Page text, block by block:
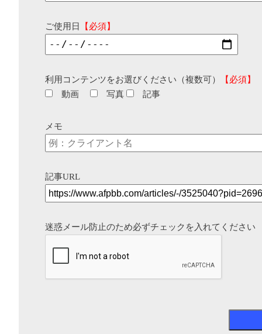
ご使用日 【必須】
利用コンテンツをお選びください（複数可）
【必須】
動画
写真 記事
メモ
記事URL
迷惑メール防止のため必ずチェックを入れてください